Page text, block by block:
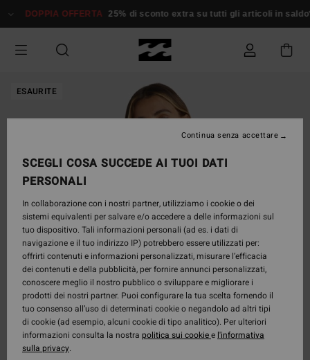
alle
prodotto
DOPPIA OFFERTA 25% di sconto extra su tutti gli articoli in saldo*
ESAURITE
SCEGLI COSA SUCCEDE AI TUOI DATI
PERSONALI
In collaborazione con i nostri partner, utilizziamo i cookie o dei
sistemi equivalenti per salvare e/o accedere a delle informazioni sul
tuo dispositivo. Tali informazioni personali (ad es. i dati di
navigazione e il tuo indirizzo IP) potrebbero essere utilizzati per:
offrirti contenuti e informazioni personalizzati, misurare l’efficacia
dei contenuti e della pubblicità, per fornire annunci personalizzati,
conoscere meglio il nostro pubblico o sviluppare e migliorare i
prodotti dei nostri partner. Puoi configurare la tua scelta fornendo il
tuo consenso all’uso di determinati cookie o negandolo ad altri tipi
di cookie (ad esempio, alcuni cookie di tipo analitico). Per ulteriori
informazioni consulta la nostra politica sui cookiee l'informativa
sulla privacy.
Continua senza accettare